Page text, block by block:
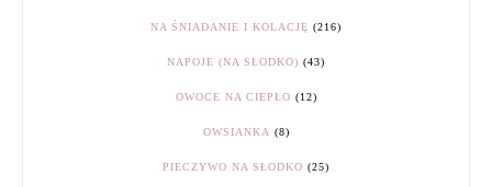
NA ŚNIADANIE I KOLACJĘ (216)
NAPOJE (NA SŁODKO) (43)
OWOCE NA CIEPŁO (12)
OWSIANKA (8)
PIECZYWO NA SŁODKO (25)